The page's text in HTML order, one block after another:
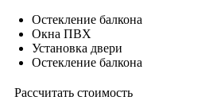
Остекление балкона
Окна ПВХ
Установка двери
Остекление балкона
Рассчитать стоимость